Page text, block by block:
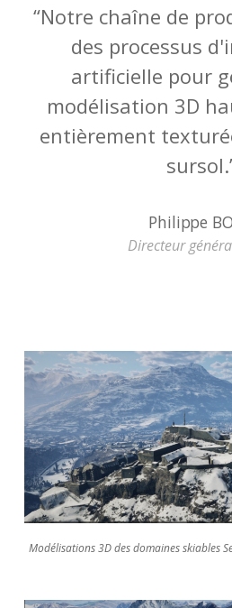
“Notre chaîne de
des processus
artificielle pour
modélisation 3D
entièrement
sursol.
Philippe
Directeur
Modélisations 3D des domaines skiables